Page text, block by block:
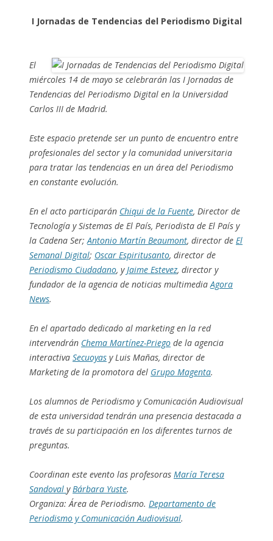
I Jornadas de Tendencias del Periodismo Digital
El
miércoles 14 de mayo se celebrarán las I Jornadas de
Tendencias del Periodismo Digital en la Universidad
Carlos III de Madrid.
Este espacio pretende ser un punto de encuentro entre
profesionales del sector y la comunidad universitaria
para tratar las tendencias en un área del Periodismo
en constante evolución.
En el acto participarán Chiqui de la Fuente, Director de
Tecnología y Sistemas de El País, Periodista de El País y
la Cadena Ser;Antonio Martín Beaumont, director de El
Semanal Digital; Oscar Espiritusanto, director de
Periodismo Ciudadano, yJaime Estevez, director y
fundador de la agencia de noticias multimediaAgora
News.
En el apartado dedicado al marketing en la red
intervendrán Chema Martínez-Priego de la agencia
interactiva Secuoyas y Luis Mañas, director de
Marketing de la promotora del Grupo Magenta.
Los alumnos de Periodismo y Comunicación Audiovisual
de esta universidad tendrán una presencia destacada a
través de su participación en los diferentes turnos de
preguntas.
Coordinan este evento las profesoras María Teresa
Sandoval yBárbara Yuste.
Organiza: Área de Periodismo. Departamento de
Periodismo y Comunicación Audiovisual.